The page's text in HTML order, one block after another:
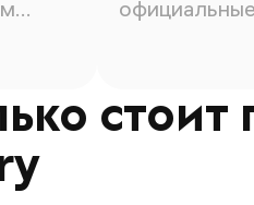
официальные